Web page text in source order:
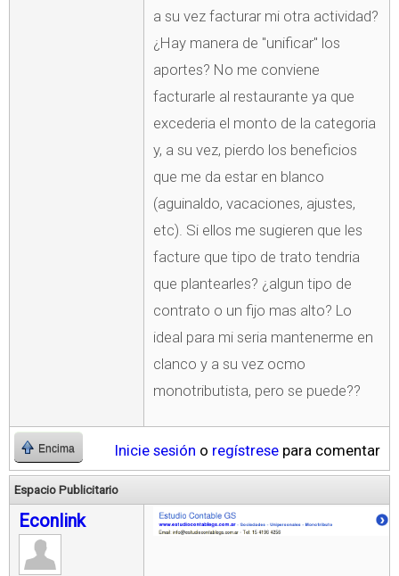
a su vez facturar mi otra actividad?
¿Hay manera de "unificar" los
aportes? No me conviene
facturarle al restaurante ya que
excederia el monto de la categoria
y, a su vez, pierdo los beneficios
que me da estar en blanco
(aguinaldo, vacaciones, ajustes,
etc). Si ellos me sugieren que les
facture que tipo de trato tendria
que plantearles? ¿algun tipo de
contrato o un fijo mas alto? Lo
ideal para mi seria mantenerme en
clanco y a su vez ocmo
monotributista, pero se puede??
Encima Inicie sesión o regístrese para comentar
Espacio Publicitario
Econlink